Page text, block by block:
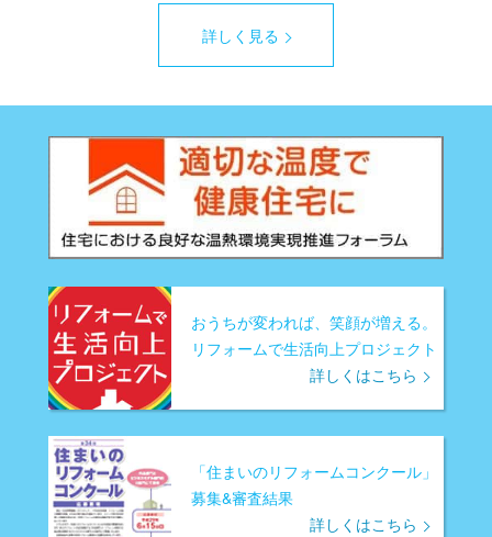
詳しく見る
おうちが変われば、笑顔が増える。
リフォームで生活向上プロジェクト
詳しくはこちら
「住まいのリフォームコンクール」
募集&審査結果
詳しくはこちら